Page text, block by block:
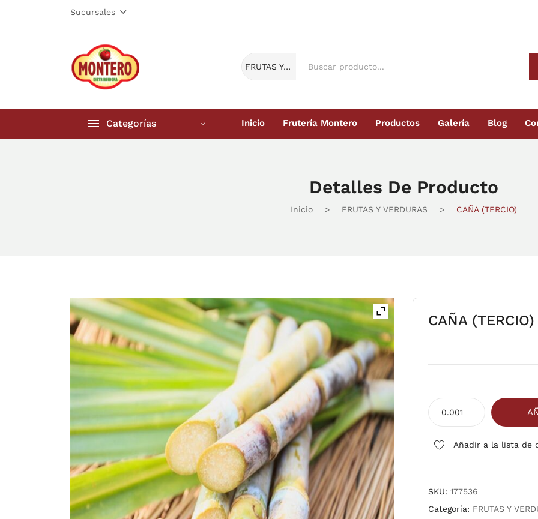
Sucursales
FRUTAS Y VERDURAS
Categorías Inicio Frutería Montero Productos Galería Blog
Detalles De Producto
Inicio > FRUTAS Y VERDURAS > CAÑA (TERCIO)
CAÑA (TERCIO)
(TERCIO)
Añadir a la lista de
SKU: 177536
Categoría: FRUTAS Y